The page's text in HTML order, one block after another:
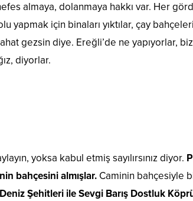
almaya, dolanmaya hakkı var. Her
yapmak için binaları yıktılar, çay
gezsin diye. Ereğli’de ne yapıyorlar,
diyorlar.
yoksa kabul etmiş sayılırsınız diyor.
bahçesini almışlar. Caminin bahçesiyle
Deniz Şehitleri ile Sevgi Barış Dostluk